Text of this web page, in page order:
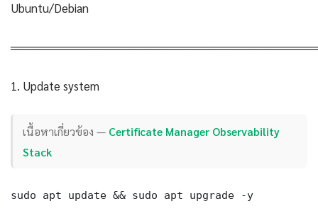
Ubuntu/Debian
1. Update system
เนื้อหาเกี่ยวข้อง — Certificate Manager Observability
Stack
sudo apt update && sudo apt upgrade -y